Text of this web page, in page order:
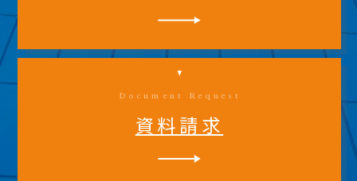
Document Request
資料請求